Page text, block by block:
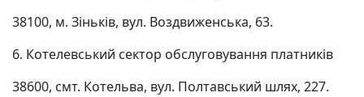
38100, м. Зіньків, вул. Воздвиженська, 63.
6. Котелевський сектор обслуговування платників
38600, смт. Котельва, вул. Полтавський шлях, 227.